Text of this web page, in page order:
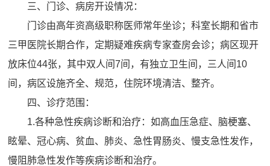
三、门诊、病房开设情况：
门诊由高年资高级职称医师常年坐诊；科室长期和省市
三甲医院长期合作，定期疑难疾病专家查房会诊；病区现开
放床位44张，其中双人间7间，有独立卫生间，三人间10
间，病区设施齐全、规范，住院环境清洁、整齐。
四、诊疗范围：
1.各种急性疾病诊断和治疗：如高血压急症、脑梗塞、
眩晕、冠心病、贫血、肺炎、急性胃肠炎、慢支急性发作，
慢阻肺急性发作等疾病诊断和治疗。